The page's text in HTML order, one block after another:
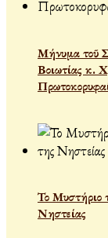
Μήνυμα τοῦ
Βοιωτίας κ.
Το Μυστήριο
Νηστείας